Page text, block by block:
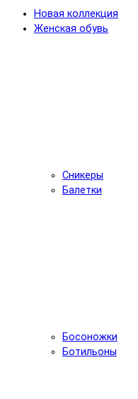
Новая коллекция
Женская обувь
Сникеры
Балетки
Босоножки
Ботильоны